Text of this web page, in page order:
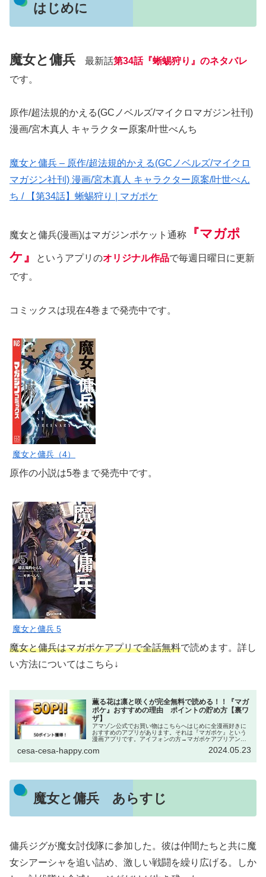
はじめに
魔女と傭兵 最新話第34話『蜥蜴狩り』のネタバレ
です。
原作/超法規的かえる(GCノベルズ/マイクロマガジン社刊)
漫画/宮木真人 キャラクター原案/叶世べんち
魔女と傭兵 – 原作/超法規的かえる(GCノベルズ/マイクロ
マガジン社刊) 漫画/宮木真人 キャラクター原案/叶世べん
ち / 【第34話】蜥蜴狩り | マガポケ
魔女と傭兵(漫画)はマガジンポケット通称
『マガポ
ケ』
というアプリのオリジナル作品で毎週日曜日に更新
です。
コミックスは現在4巻まで発売中です。
魔女と傭兵（4）
原作の小説は5巻まで発売中です。
魔女と傭兵 5
魔女と傭兵はマガポケアプリで全話無料で読めます。詳し
い方法についてはこちら↓
薫る花は凛と咲くが完全無料で読める！！『マガ
ポケ』おすすめの理由 ポイントの貯め方【裏ワ
ザ】
アマゾン公式でお買い物はこちらへはじめに全漫画好きに
おすすめのアプリがあります。それは『マガポケ』という
漫画アプリです。アイフォンの方→マガポケアプリアンド
ン公式無料漫画アプリ このアプ...
cesa-cesa-happy.com 2024.05.23
魔女と傭兵 あらすじ
傭兵ジグが魔女討伐隊に参加した。彼は仲間たちと共に魔
女シアーシャを追い詰め、激しい戦闘を繰り広げる。しか